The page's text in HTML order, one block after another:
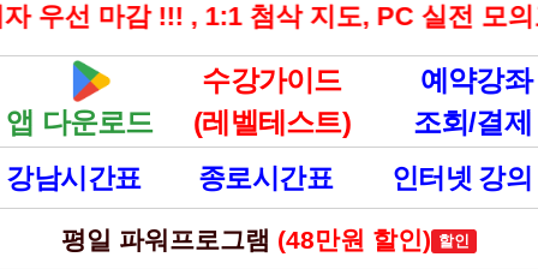
감 !!! , 1:1 첨삭 지도, PC 실전 모의고사
앱 다운로드
수강가이드
(레벨테스트)
예약강좌
조회/결제
강남시간표
종로시간표 인터넷 강의
평일 파워프로그램 (48만원 할인) 할인